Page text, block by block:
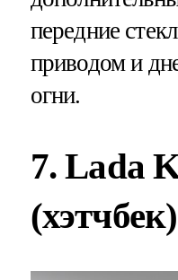
передние
приводом и
огни.
7. Lada
(хэтчбек)